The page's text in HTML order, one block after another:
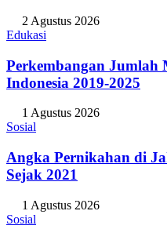
2 Agustus 2026
Edukasi
Perkembangan Jumlah
Indonesia 2019-2025
1 Agustus 2026
Sosial
Angka Pernikahan di
Sejak 2021
1 Agustus 2026
Sosial